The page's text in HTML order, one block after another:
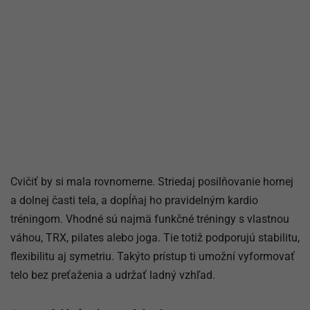
Cvičiť by si mala rovnomerne. Striedaj posilňovanie hornej
a dolnej časti tela, a dopĺňaj ho pravidelným kardio
tréningom. Vhodné sú najmä funkčné tréningy s vlastnou
váhou, TRX, pilates alebo joga. Tie totiž podporujú stabilitu,
flexibilitu aj symetriu. Takýto prístup ti umožní vyformovať
telo bez preťaženia a udržať ladný vzhľad.